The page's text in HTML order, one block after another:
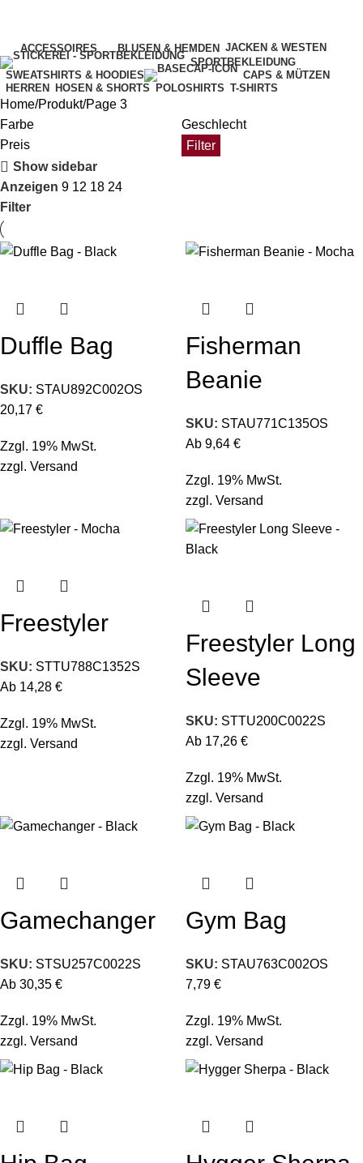
ACCESSOIRES BLUSEN & HEMDEN JACKEN & WESTEN
SPORTBEKLEIDUNG
SWEATSHIRTS & HOODIES
CAPS & MÜTZEN
HERREN HOSEN & SHORTS POLOSHIRTS T-SHIRTS
Home Produkt Page 3
Farbe
Geschlecht
Preis
Filter
Show sidebar
Anzeigen 9 12 18 24
Filter
Duffle Bag
SKU: STAU892C002OS
20,17 €
Zzgl. 19% MwSt.
zzgl. Versand
Fisherman
Beanie
SKU: STAU771C135OS
Ab 9,64 €
Zzgl. 19% MwSt.
zzgl. Versand
Freestyler
SKU: STTU788C1352S
Ab 14,28 €
Zzgl. 19% MwSt.
zzgl. Versand
Freestyler Long
Sleeve
SKU: STTU200C0022S
Ab 17,26 €
Zzgl. 19% MwSt.
zzgl. Versand
Gamechanger
SKU: STSU257C0022S
Ab 30,35 €
Zzgl. 19% MwSt.
zzgl. Versand
Gym Bag
SKU: STAU763C002OS
7,79 €
Zzgl. 19% MwSt.
zzgl. Versand